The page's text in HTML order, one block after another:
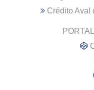
Crédito Aval